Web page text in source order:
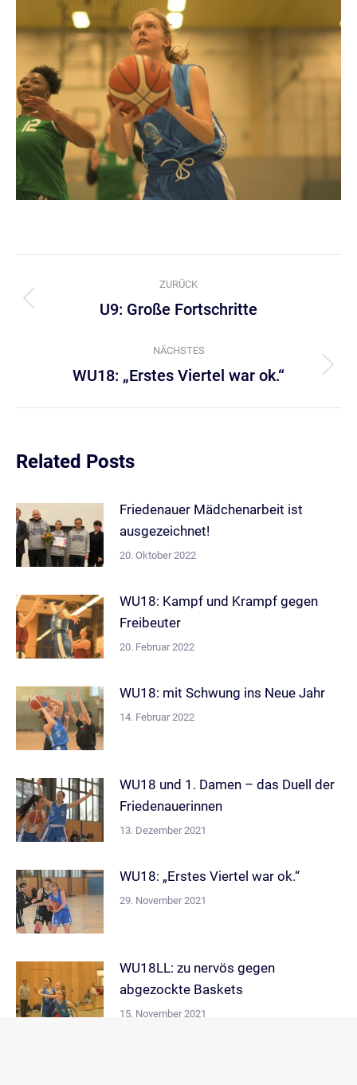
Kommentarnavigation
ZURÜCK
Vorheriger
U9: Große Fortschritte
NÄCHSTES
Nächster
WU18: „Erstes Viertel war ok.“
Related Posts
Friedenauer Mädchenarbeit ist
ausgezeichnet!
20. Oktober 2022
WU18: Kampf und Krampf gegen
Freibeuter
20. Februar 2022
WU18: mit Schwung ins Neue Jahr
14. Februar 2022
WU18 und 1. Damen – das Duell der
Friedenauerinnen
13. Dezember 2021
WU18: „Erstes Viertel war ok.“
29. November 2021
WU18LL: zu nervös gegen
abgezockte Baskets
15. November 2021